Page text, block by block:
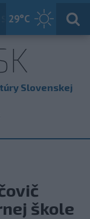
29°C
Slovensko
Slovenskej
škole